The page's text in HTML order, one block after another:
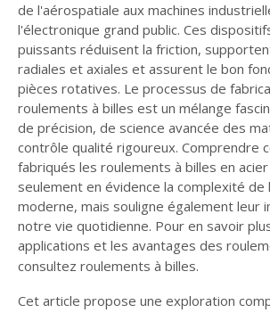
de l'aérospatiale aux machines
l'électronique grand public. Ces
puissants réduisent la friction,
radiales et axiales et assurent le bon
pièces rotatives. Le processus de
roulements à billes est un mélange
de précision, de science avancée des
contrôle qualité rigoureux. Comprendre
fabriqués les roulements à billes en
seulement en évidence la complexité de
moderne, mais souligne également leur
notre vie quotidienne. Pour en savoir
applications et les avantages des
consultez roulements à billes.
Cet article propose une exploration